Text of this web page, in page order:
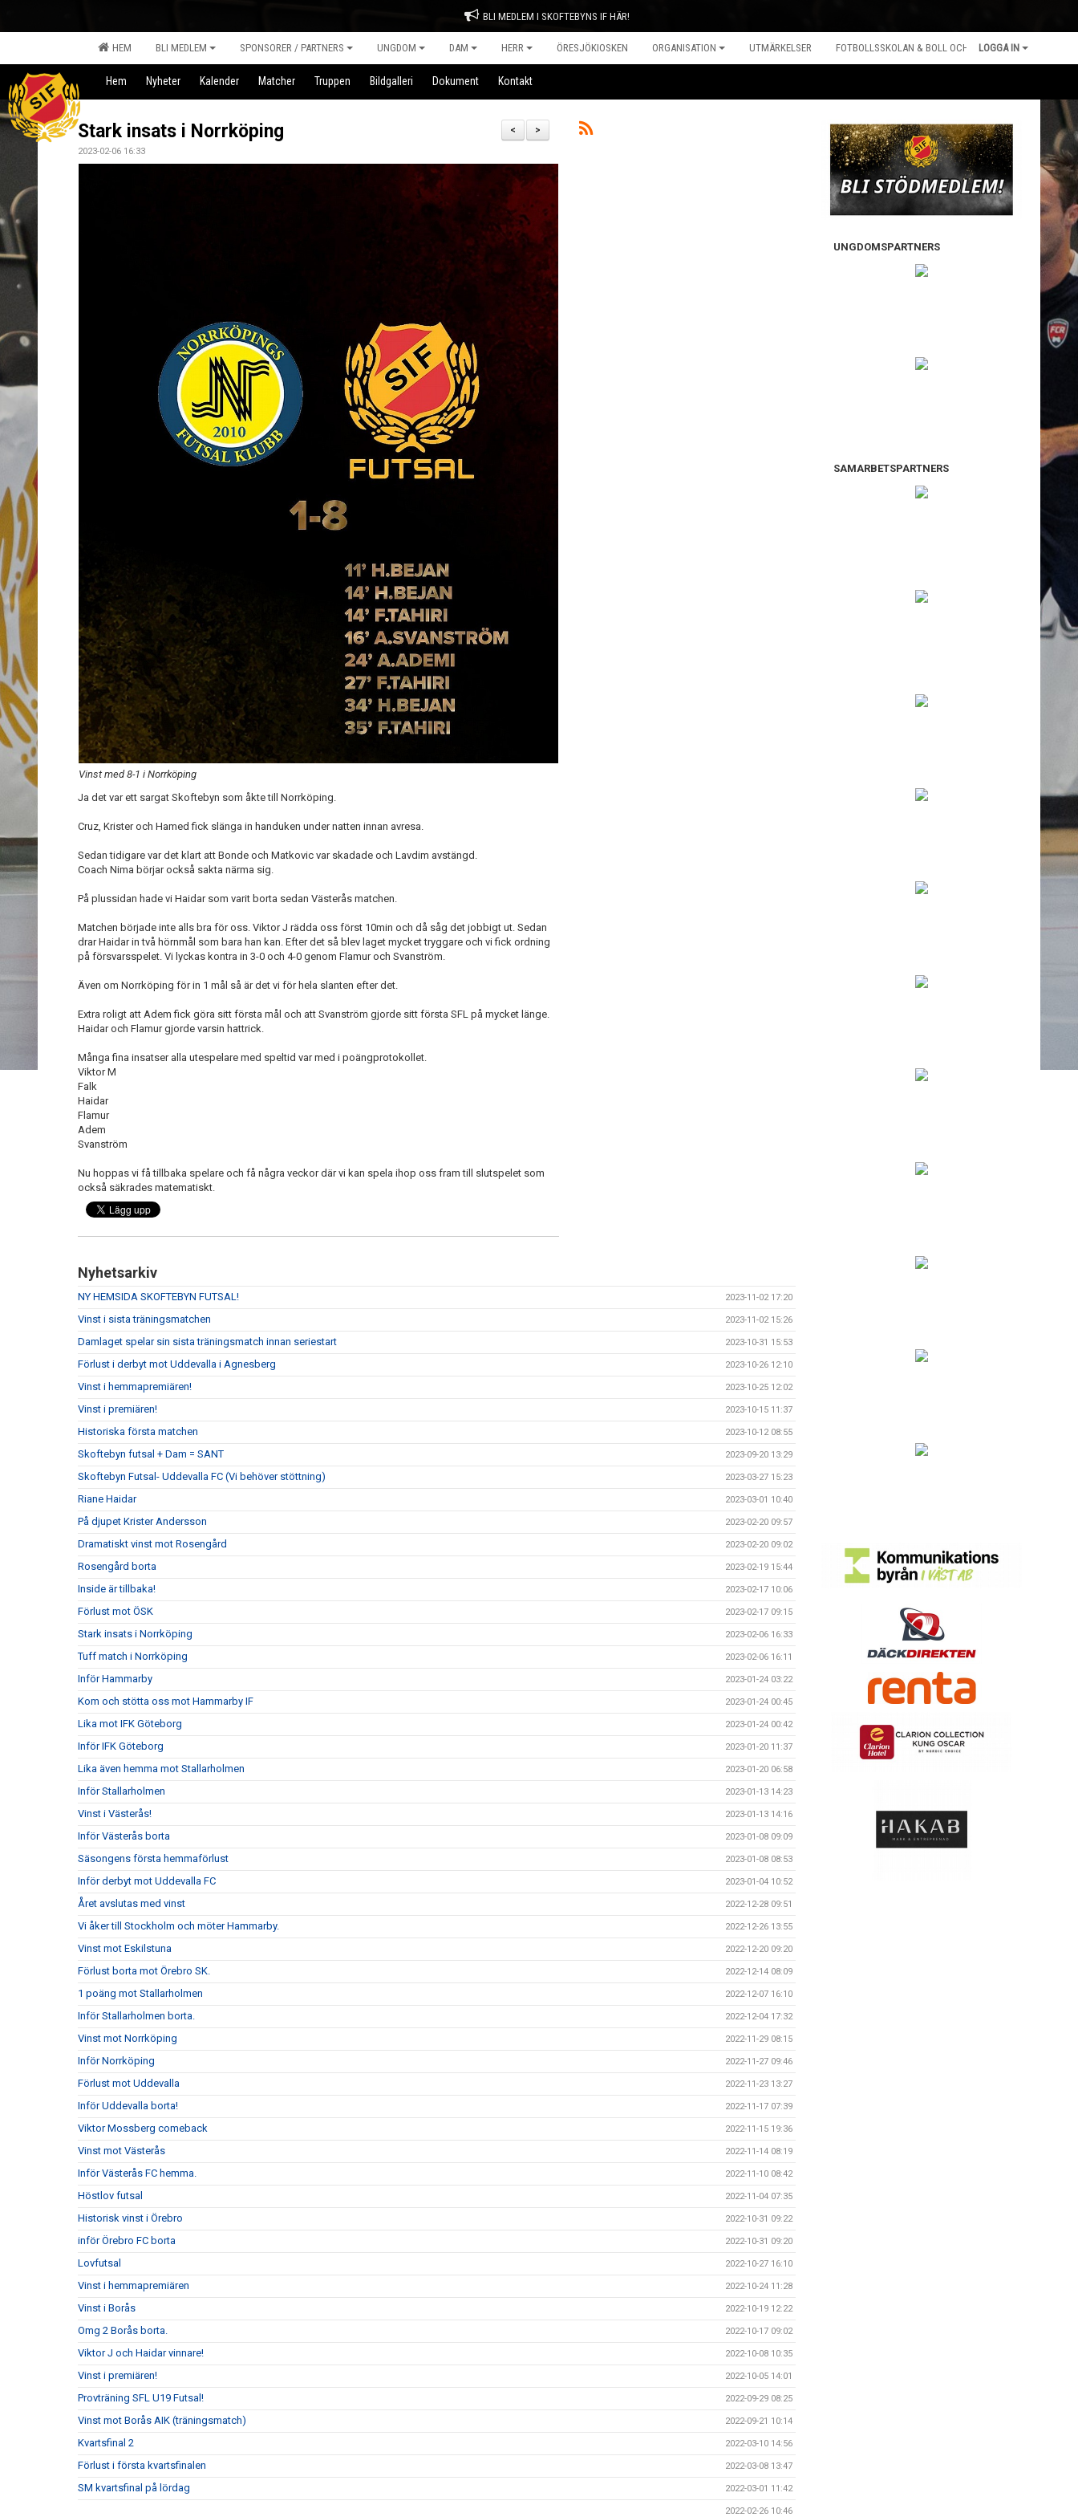
BLI MEDLEM I SKOFTEBYNS IF HÄR!
HEM BLI MEDLEM SPONSORER / PARTNERS UNGDOM DAM HERR ÖRESJÖKIOSKEN ORGANISATION UTMÄRKELSER FOTBOLLSSKOLAN & BOLL OCH LEKLOGGA IN
Hem Nyheter Kalender Matcher Truppen Bildgalleri Dokument Kontakt
>
<
Stark insats i Norrköping
2023-02-06 16:33
Vinst med 8-1 i Norrköping
Ja det var ett sargat Skoftebyn som åkte till Norrköping.
Cruz, Krister och Hamed fick slänga in handuken under natten innan avresa.
Sedan tidigare var det klart att Bonde och Matkovic var skadade och Lavdim avstängd.
Coach Nima börjar också sakta närma sig.
På plussidan hade vi Haidar som varit borta sedan Västerås matchen.
Matchen började inte alls bra för oss. Viktor J rädda oss först 10min och då såg det jobbigt ut. Sedan
drar Haidar in två hörnmål som bara han kan. Efter det så blev laget mycket tryggare och vi fick ordning
på försvarsspelet. Vi lyckas kontra in 3-0 och 4-0 genom Flamur och Svanström.
Även om Norrköping för in 1 mål så är det vi för hela slanten efter det.
Extra roligt att Adem fick göra sitt första mål och att Svanström gjorde sitt första SFL på mycket länge.
Haidar och Flamur gjorde varsin hattrick.
Många fina insatser alla utespelare med speltid var med i poängprotokollet.
Viktor M
Falk
Haidar
Flamur
Adem
Svanström
Nu hoppas vi få tillbaka spelare och få några veckor där vi kan spela ihop oss fram till slutspelet som
också säkrades matematiskt.
Nyhetsarkiv
NY HEMSIDA SKOFTEBYN FUTSAL! 2023-11-02 17:20
Vinst i sista träningsmatchen 2023-11-02 15:26
Damlaget spelar sin sista träningsmatch innan seriestart 2023-10-31 15:53
Förlust i derbyt mot Uddevalla i Agnesberg 2023-10-26 12:10
Vinst i hemmapremiären! 2023-10-25 12:02
Vinst i premiären! 2023-10-15 11:37
Historiska första matchen 2023-10-12 08:55
Skoftebyn futsal + Dam = SANT 2023-09-20 13:29
Skoftebyn Futsal- Uddevalla FC (Vi behöver stöttning) 2023-03-27 15:23
Riane Haidar 2023-03-01 10:40
På djupet Krister Andersson 2023-02-20 09:57
Dramatiskt vinst mot Rosengård 2023-02-20 09:02
Rosengård borta 2023-02-19 15:44
Inside är tillbaka! 2023-02-17 10:06
Förlust mot ÖSK 2023-02-17 09:15
Stark insats i Norrköping 2023-02-06 16:33
Tuff match i Norrköping 2023-02-06 16:11
Inför Hammarby 2023-01-24 03:22
Kom och stötta oss mot Hammarby IF 2023-01-24 00:45
Lika mot IFK Göteborg 2023-01-24 00:42
Inför IFK Göteborg 2023-01-20 11:37
Lika även hemma mot Stallarholmen 2023-01-20 06:58
Inför Stallarholmen 2023-01-13 14:23
Vinst i Västerås! 2023-01-13 14:16
Inför Västerås borta 2023-01-08 09:09
Säsongens första hemmaförlust 2023-01-08 08:53
Inför derbyt mot Uddevalla FC 2023-01-04 10:52
Året avslutas med vinst 2022-12-28 09:51
Vi åker till Stockholm och möter Hammarby. 2022-12-26 13:55
Vinst mot Eskilstuna 2022-12-20 09:20
Förlust borta mot Örebro SK. 2022-12-14 08:09
1 poäng mot Stallarholmen 2022-12-07 16:10
Inför Stallarholmen borta. 2022-12-04 17:32
Vinst mot Norrköping 2022-11-29 08:15
Inför Norrköping 2022-11-27 09:46
Förlust mot Uddevalla 2022-11-23 13:27
Inför Uddevalla borta! 2022-11-17 07:39
Viktor Mossberg comeback 2022-11-15 19:36
Vinst mot Västerås 2022-11-14 08:19
Inför Västerås FC hemma. 2022-11-10 08:42
Höstlov futsal 2022-11-04 07:35
Historisk vinst i Örebro 2022-10-31 09:22
inför Örebro FC borta 2022-10-31 09:20
Lovfutsal 2022-10-27 16:10
Vinst i hemmapremiären 2022-10-24 11:28
Vinst i Borås 2022-10-19 12:22
Omg 2 Borås borta. 2022-10-17 09:02
Viktor J och Haidar vinnare! 2022-10-08 10:35
Vinst i premiären! 2022-10-05 14:01
Provträning SFL U19 Futsal! 2022-09-29 08:25
Vinst mot Borås AIK (träningsmatch) 2022-09-21 10:14
Kvartsfinal 2 2022-03-10 14:56
Förlust i första kvartsfinalen 2022-03-08 13:47
SM kvartsfinal på lördag 2022-03-01 11:42
2022-02-26 10:46
UNGDOMSPARTNERS
SAMARBETSPARTNERS